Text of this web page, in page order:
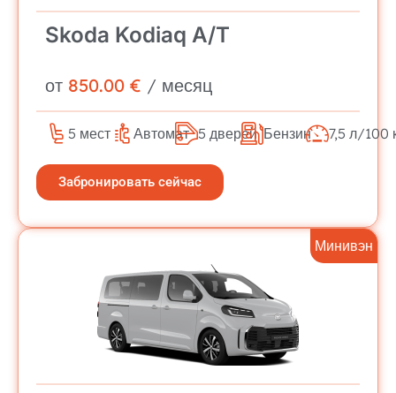
Skoda Kodiaq A/T
от 850.00 € / месяц
5 мест Автомат 5 дверей Бензин 7,5 л/100
Забронировать сейчас
Минивэн